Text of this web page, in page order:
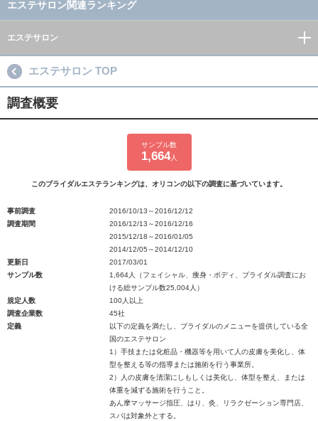
エステサロン関連ランキング
エステサロン
エステサロン TOP
調査概要
サンプル数
1,664人
このブライダルエステランキングは、オリコンの以下の調査に基づいています。
事前調査
2016/10/13～2016/12/12
調査期間
2016/12/13～2016/12/16
2015/12/18～2016/01/05
2014/12/05～2014/12/10
更新日
2017/03/01
サンプル数
1,664人（フェイシャル、痩身・ボディ、ブライダル調査にお
ける総サンプル数25,004人）
規定人数
100人以上
調査企業数
45社
定義
以下の定義を満たし、ブライダルのメニューを提供している全
国のエステサロン
1）手技または化粧品・機器等を用いて人の皮膚を美化し、体
型を整える等の指導または施術を行う事業所。
2）人の皮膚を清潔にしもしくは美化し、体型を整え、または
体重を減ずる施術を行うこと。
あん摩マッサージ指圧、はり、灸、リラクゼーション専門店、
スパは対象外とする。